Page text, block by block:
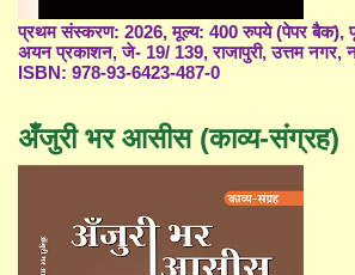
प्रथम संस्करण: 2026, मूल्य: 400 रुपये (पेपर बैक),
अयन प्रकाशन, जे- 19/ 139, राजापुरी, उत्तम नगर,
ISBN: 978-93-6423-487-0
अँजुरी भर आसीस (काव्य-संग्रह)